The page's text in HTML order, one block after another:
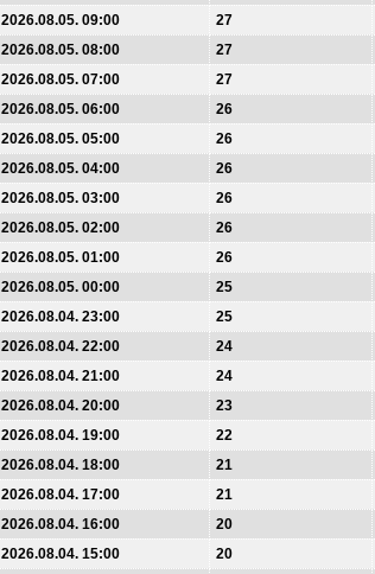
2026.08.05. 09:00
27
2026.08.05. 08:00
27
2026.08.05. 07:00
27
2026.08.05. 06:00
26
2026.08.05. 05:00
26
2026.08.05. 04:00
26
2026.08.05. 03:00
26
2026.08.05. 02:00
26
2026.08.05. 01:00
26
2026.08.05. 00:00
25
2026.08.04. 23:00
25
2026.08.04. 22:00
24
2026.08.04. 21:00
24
2026.08.04. 20:00
23
2026.08.04. 19:00
22
2026.08.04. 18:00
21
2026.08.04. 17:00
21
2026.08.04. 16:00
20
2026.08.04. 15:00
20